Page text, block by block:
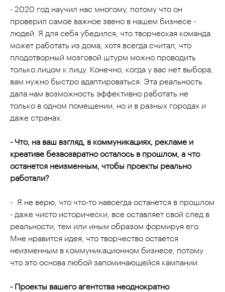
- 2020 год научил нас многому, потому что он
проверил самое важное звено в нашем бизнесе -
людей. Я для себя убедился, что творческая команда
может работать из дома, хотя всегда считал, что
плодотворный мозговой штурм можно проводить
только лицом к лицу. Конечно, когда у вас нет выбора,
вам нужно быстро адаптироваться. Эта реальность
дала нам возможность эффективно работать не
только в одном помещении, но и в разных городах и
даже странах.
- Что, на ваш взгляд, в коммуникациях, рекламе и
креативе безвозвратно осталось в прошлом, а что
останется неизменным, чтобы проекты реально
работали?
- Я не верю, что что-то навсегда останется в прошлом
- даже чисто исторически, все оставляет свой след в
реальности, тем или иным образом формируя его.
Мне нравится идея, что творчество остается
неизменным в коммуникационном бизнесе, потому
что это основа любой запоминающейся кампании.
- Проекты вашего агентства неоднократно